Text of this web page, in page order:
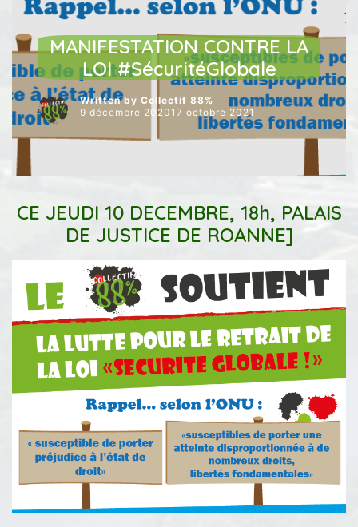
DÉFENSE ET SÉCURITÉDÉMOCRATIE
ÉVENEMENTS / RENDEZ-VOUS
MANIFESTATION CONTRE LA
LOI #SécuritéGlobale
Written by Collectif 88%
9 décembre 202017 octobre 2021
CE JEUDI 10 DECEMBRE, 18h, PALAIS
DE JUSTICE DE ROANNE]